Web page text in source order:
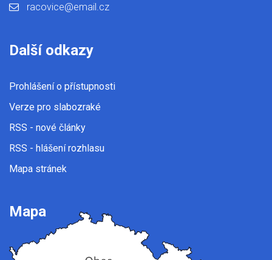
racovice@email.cz
Další odkazy
Prohlášení o přístupnosti
Verze pro slabozraké
RSS - nové články
RSS - hlášení rozhlasu
Mapa stránek
Mapa